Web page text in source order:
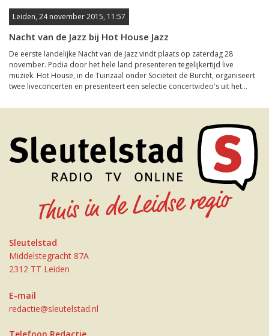
Leiden, 24 november 2015, 11:57
Nacht van de Jazz bij Hot House Jazz
De eerste landelijke Nacht van de Jazz vindt plaats op zaterdag 28
november. Podia door het hele land presenteren tegelijkertijd live
muziek. Hot House, in de Tuinzaal onder Sociëteit de Burcht, organiseert
twee liveconcerten en presenteert een selectie concertvideo's uit het...
Sleutelstad
Middelstegracht 87A
2312 TT Leiden
E-mail
redactie@sleutelstad.nl